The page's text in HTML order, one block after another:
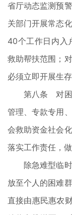
省厅动态监测预
关部门开展常态
40个工作日内入
救助帮扶范围；
必须立即开展生存
第八条 对困难
管理、专款专用
会救助资金社会
落实工作责任，做
除急难型临时
放至个人的困难
直接由惠民惠农